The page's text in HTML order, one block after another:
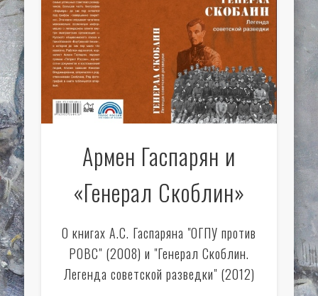
Армен Гаспарян и
«Генерал Скоблин»
О книгах А.С. Гаспаряна "ОГПУ против
РОВС" (2008) и "Генерал Скоблин.
Легенда советской разведки" (2012)